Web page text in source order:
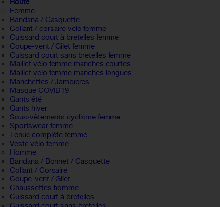
Route
Femme
Bandana / Casquette
Collant / corsaire velo femme
Cuissard court à bretelles femme
Coupe-vent / Gilet femme
Cuissard court sans bretelles femme
Maillot vélo femme manches courtes
Maillot velo femme manches longues
Manchettes / Jambieres
Masque COVID19
Gants été
Gants hiver
Sous-vêtements cyclisme femme
Sportswear femme
Tenue complète femme
Veste vélo femme
Homme
Bandana / Bonnet / Casquette
Collant / Corsaire
Coupe-vent / Gilet
Chaussettes homme
Cuissard court à bretelles